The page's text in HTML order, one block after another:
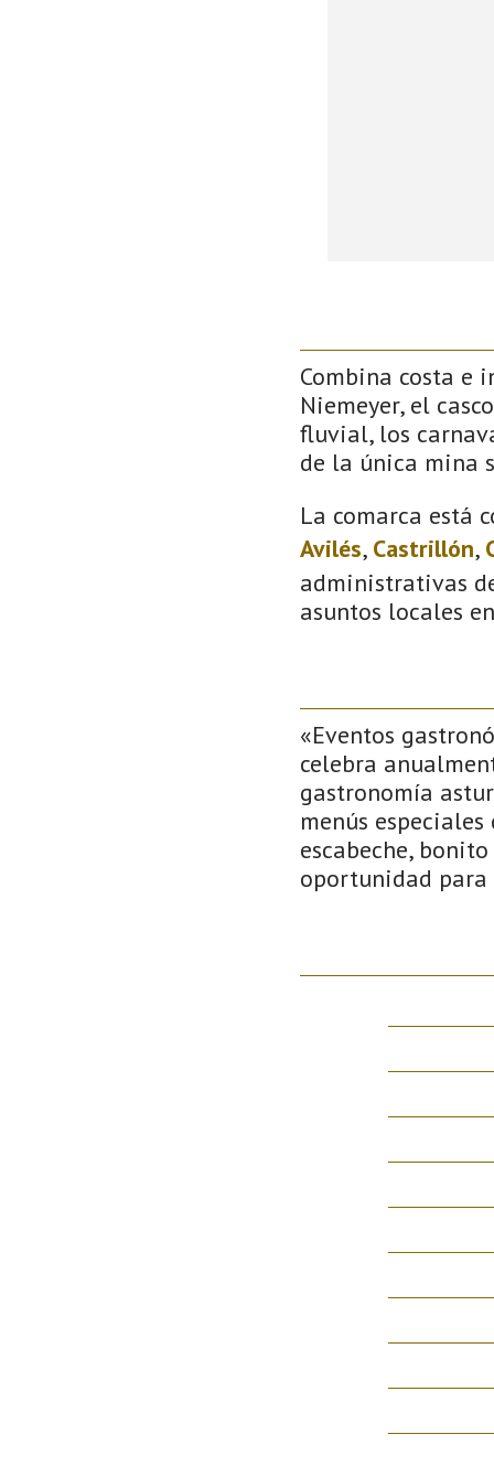
Combina costa e
Niemeyer, el
fluvial, los
de la única mina
La comarca está
Avilés, Castrillón,
administrativas
asuntos locales
«Eventos
celebra
gastronomía
menús
escabeche,
oportunidad para